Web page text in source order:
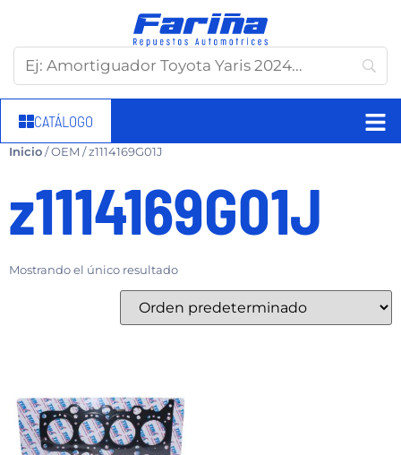
CATÁLOGO
Inicio/ OEM / z1114169G01J
z1114169G01J
Mostrando el único resultado